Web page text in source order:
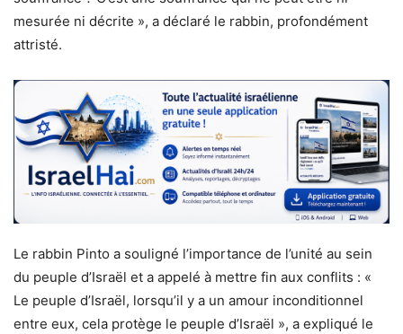
mesurée ni décrite », a déclaré le rabbin, profondément
attristé.
Le rabbin Pinto a souligné l’importance de l’unité au sein
du peuple d’Israël et a appelé à mettre fin aux conflits : «
Le peuple d’Israël, lorsqu’il y a un amour inconditionnel
entre eux, cela protège le peuple d’Israël », a expliqué le